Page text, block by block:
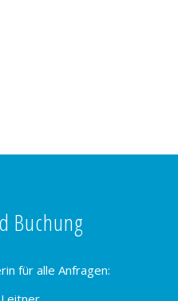
Buchung
für alle Anfragen: